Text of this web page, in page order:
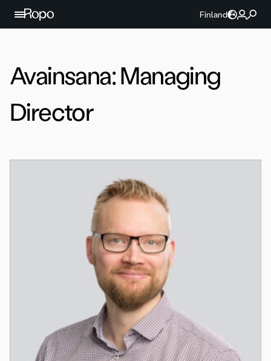
Jatka sisältöön
Finland
Avainsana:Managing
Director